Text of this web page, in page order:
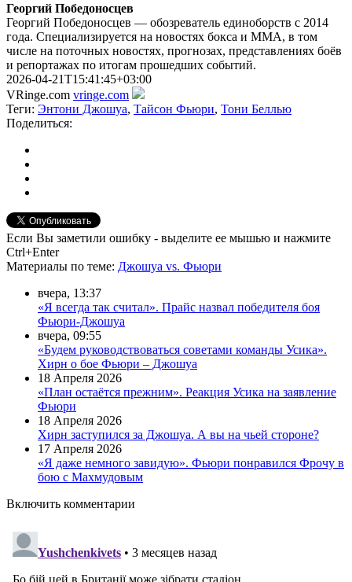
Георгий Победоносцев
Георгий Победоносцев — обозреватель единоборств с 2014
года. Специализируется на новостях бокса и ММА, в том
числе на поточных новостях, прогнозах, представлениях боёв
и репортажах по итогам прошедших событий.
2026-04-21T15:41:45+03:00
VRinge.com vringe.com
Теги: Энтони Джошуа, Тайсон Фьюри, Тони Беллью
Поделиться:
Если Вы заметили ошибку - выделите ее мышью и нажмите
Ctrl+Enter
Материалы по теме: Джошуа vs. Фьюри
вчера, 13:37
«Я всегда так считал». Прайс назвал победителя боя
Фьюри-Джошуа
вчера, 09:55
«Будем руководствоваться советами команды Усика».
Хирн о бое Фьюри – Джошуа
18 Апреля 2026
«План остаётся прежним». Реакция Усика на заявление
Фьюри
18 Апреля 2026
Хирн заступился за Джошуа. А вы на чьей стороне?
17 Апреля 2026
«Я даже немного завидую». Фьюри понравился Фрочу в
бою с Махмудовым
Включить комментарии